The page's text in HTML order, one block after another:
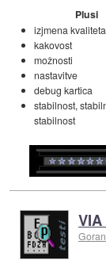
Plusi
izjmena kvaliteta
kakovost
možnosti
nastavitve
debug kartica
stabilnost,
stabilnost